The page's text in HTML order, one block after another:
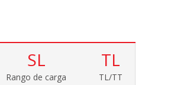
SL
Rango de carga
TL
TL/TT